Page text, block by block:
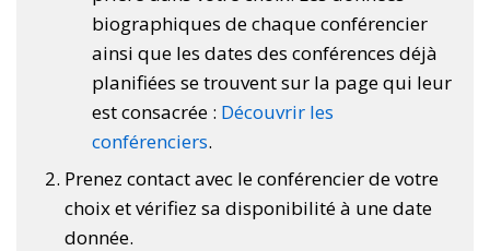
biographiques de chaque conférencier
ainsi que les dates des conférences déjà
planifiées se trouvent sur la page qui leur
est consacrée : Découvrir les
conférenciers.
Prenez contact avec le conférencier de votre
choix et vérifiez sa disponibilité à une date
donnée.